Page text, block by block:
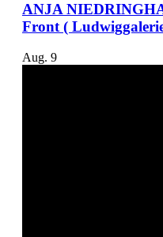
ANJA
Front (
Aug. 9